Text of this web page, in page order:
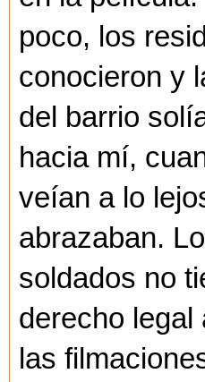
poco, los
conocieron y
del barrio
hacia mí,
veían a lo
abrazaban.
soldados no
derecho legal
las